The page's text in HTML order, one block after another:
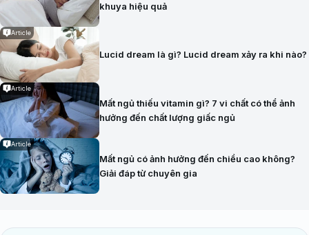
khuya hiệu quả
Article
Lucid dream là gì? Lucid dream xảy ra khi nào?
Article
Mất ngủ thiếu vitamin gì? 7 vi chất có thể ảnh
hưởng đến chất lượng giấc ngủ
Article
Mất ngủ có ảnh hưởng đến chiều cao không?
Giải đáp từ chuyên gia